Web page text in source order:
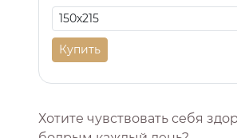
Купить
Хотите чувствовать себя